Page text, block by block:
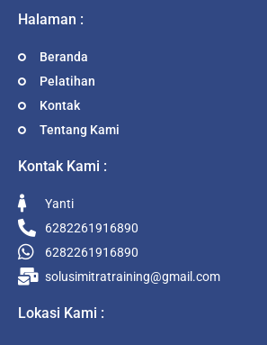
Halaman :
Beranda
Pelatihan
Kontak
Tentang Kami
Kontak Kami :
Yanti
6282261916890
6282261916890
solusimitratraining@gmail.com
Lokasi Kami :